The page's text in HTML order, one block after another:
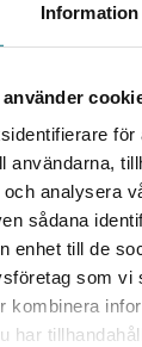
Information
användarna,
analysera
sådana
enhet till de
som vi
kombinera
har